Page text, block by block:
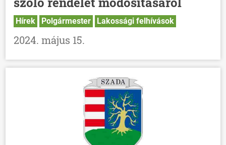
Hírek Polgármester Lakossági felhívások
2024. május 15.